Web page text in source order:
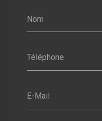
Nom
Téléphone
E-Mail